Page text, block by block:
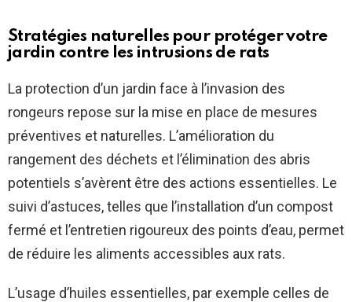
Stratégies naturelles pour protéger votre
jardin contre les intrusions de rats
La protection d’un jardin face à l’invasion des
rongeurs repose sur la mise en place de mesures
préventives et naturelles. L’amélioration du
rangement des déchets et l’élimination des abris
potentiels s’avèrent être des actions essentielles. Le
suivi d’astuces, telles que l’installation d’un compost
fermé et l’entretien rigoureux des points d’eau, permet
de réduire les aliments accessibles aux rats.
L’usage d’huiles essentielles, par exemple celles de